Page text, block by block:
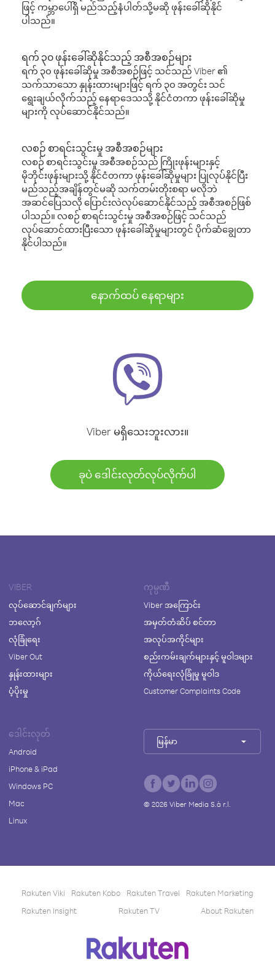
ဖြင့် ကမ္ဘာပေါ်ရှိ မည်သည့်နံပါတ်သို့မဆို ဖုန်းခေါ်ဆိုနိုင်
ပါသည်။
ရက် ၃၀ ဖုန်းခေါ်ဆိုနိုင်သည့် အစီအစဉ်များ
ရက် ၃၀ ဖုန်းခေါ်ဆိုမှု အစီအစဉ်ဖြင့် သင်သည် Viber ၏
သက်သာသော နှုန်းထားများဖြင့် ရက် ၃၀ အတွင်း သင်
ရွေးချယ်လိုက်သည့် နေရာဒေသသို့ နိုင်ငံတကာ ဖုန်းခေါ်ဆိုမှု
များကို လုပ်ဆောင်နိုင်သည်။
လစဉ် စာရင်းသွင်းမှု အစီအစဉ်များ
လစဉ် စာရင်းသွင်းမှု အစီအစဉ်သည် ကြိုးဖုန်းများနှင့်
မိုဘိုင်းဖုန်းများသို့ နိုင်ငံတကာ ဖုန်းခေါ်ဆိုမှုများ ပြုလုပ်နိုင်ပြီး
မည်သည့်အချိန်တွင်မဆို သက်တမ်းတိုးစရာ မလိုဘဲ
အဆင်ပြေသလို ပြောင်းလဲလုပ်ဆောင်နိုင်သည့် အစီအစဉ်ဖြစ်
ပါသည်။ လစဉ် စာရင်းသွင်းမှု အစီအစဉ်ဖြင့် သင်သည်
လုပ်ဆောင်ထားပြီးသော ဖုန်းခေါ်ဆိုမှုများတွင် ပိုက်ဆံချွေတာ
နိုင်ပါသည်။
နောက်ထပ် နေရာများ
Viber မရှိသေးဘူးလား။
ခုပဲ ဒေါင်းလုတ်လုပ်လိုက်ပါ
VIBER
လုပ်ဆောင်ချက်များ
ဘလော့ဂ်
လုံခြုံရေး
Viber Out
နှုန်းထားများ
ပံ့ပိုးမှု
ကုမ္ပဏီ
Viber အကြောင်း
အမှတ်တံဆိပ် စင်တာ
အလုပ်အကိုင်များ
စည်းကမ်းချက်များနှင့် မူဝါဒများ
ကိုယ်ရေးလုံခြုံမှု မူဝါဒ
Customer Complaints Code
ဒေါင်းလုတ်
Android
iPhone & iPad
Windows PC
Mac
Linux
မြန်မာ
© 2026Viber Media S.à r.l.
Rakuten Viki Rakuten Kobo Rakuten Travel
Rakuten Marketing
Rakuten Insight
Rakuten TV About Rakuten